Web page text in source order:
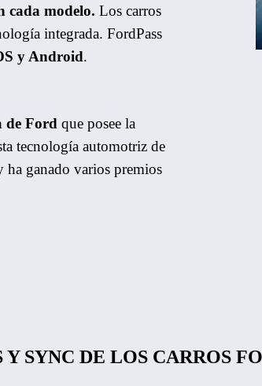
cada modelo.Los carros
integrada. FordPass
y Android.
de Ford que posee la
tecnología automotriz de
ha ganado varios premios
SYNC DE LOS CARROS